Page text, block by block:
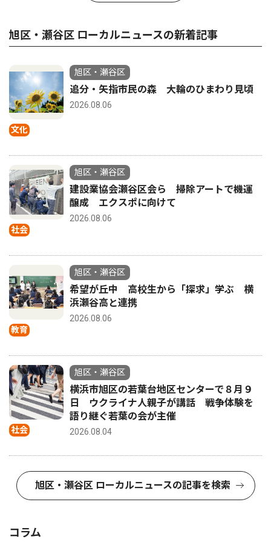
旭区・瀬谷区 ローカルニュースの新着記事
文化
旭区・瀬谷区
追分・矢指市民の森 大輪のひまわり見頃
2026.08.06
社会
旭区・瀬谷区
建設業協会瀬谷区会ら 掃除アートで機運
醸成 エクスポに向けて
2026.08.06
教育
旭区・瀬谷区
希望が丘中 高校生から「探求」学ぶ 横
浜瀬谷高と連携
2026.08.06
社会
旭区・瀬谷区
横浜市旭区の若葉台地区センターで８月９
日 ウクライナ人親子が講話 戦争体験を
語り継ぐ若葉の会が主催
2026.08.04
旭区・瀬谷区 ローカルニュースの記事を検索
コラム